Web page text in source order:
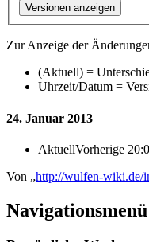
Versionen anzeigen
Zur Anzeige der
(Aktuell) =
Uhrzeit/Datum =
24. Januar 2013
AktuellVorherige
Von „http://wulfen-wiki.de/
Navigationsmenü